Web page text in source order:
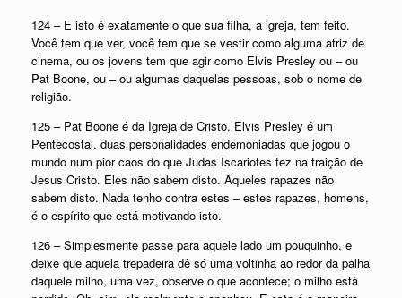
124 – E isto é exatamente o que sua filha, a igreja, tem feito.
Você tem que ver, você tem que se vestir como alguma atriz de
cinema, ou os jovens tem que agir como Elvis Presley ou – ou
Pat Boone, ou – ou algumas daquelas pessoas, sob o nome de
religião.
125 – Pat Boone é da Igreja de Cristo. Elvis Presley é um
Pentecostal. duas personalidades endemoniadas que jogou o
mundo num pior caos do que Judas Iscariotes fez na traição de
Jesus Cristo. Eles não sabem disto. Aqueles rapazes não
sabem disto. Nada tenho contra estes – estes rapazes, homens,
é o espírito que está motivando isto.
126 – Simplesmente passe para aquele lado um pouquinho, e
deixe que aquela trepadeira dê só uma voltinha ao redor da palha
daquele milho, uma vez, observe o que acontece; o milho está